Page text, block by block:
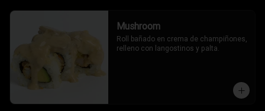
Mushroom
Roll bañado en crema de champiñones,
relleno con langostinos y palta.